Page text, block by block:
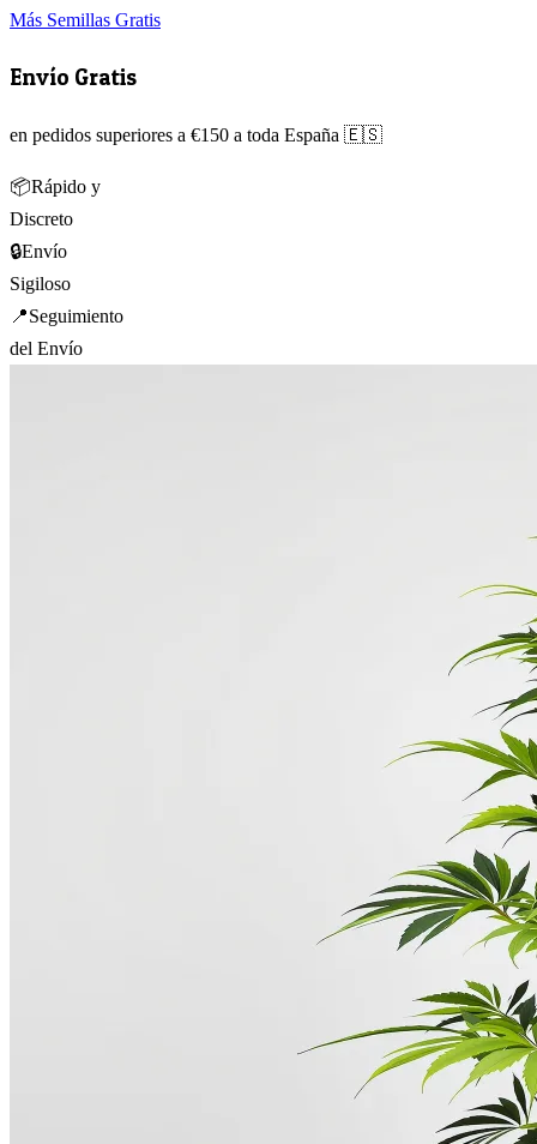
Más Semillas Gratis
Envío Gratis
en pedidos superiores a €150 a toda España 🇪🇸
📦Rápido y
Discreto
🔒Envío
Sigiloso
📍Seguimiento
del Envío